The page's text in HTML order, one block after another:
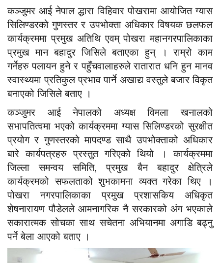
कञ्जुमर आई नेपाल द्धारा विहिवार पोखरामा आयोजित ग्यास
सिलिण्डरको गुणस्तर र उपभोक्ता अधिकार विषयक छलफल
कार्यक्रममा प्रमुख अतिथि एवम् पोखरा महानगरपालिकाका
प्रमुख मान बहादुर जिसिले बताएका हुन् । राम्रो काम
गर्नेहरु पलायन हुने र पहुँचवालाहरुले रातारात धनि हुन मानव
स्वास्थ्यमा प्रतिकुल प्रभाव पार्ने अखाद्य वस्तुले बजार विकृत
बनाएको जिसिले बताए ।
कञ्जुमर आई नेपालको अध्यक्ष विमला खनालको
सभापतित्वमा भएको कार्यक्रममा ग्यास सिलिण्डरको सुरक्षीत
प्रयोग र गुणस्तरको मापदण्ड साथै उपभोक्ताको अधिकार
बारे कार्यपत्रहरु प्रस्तुत गरिएको थियो । कार्यक्रममा
जिल्ला समन्वय समिति, प्रमुख बैन बहादुर क्षेत्रिले
कार्यक्रमको सफलताको शुभकामना व्यक्त गरेका थिए ।
पोखरा नगरपालिकाका प्रमुख प्रशासकिय अधिकृत
शेषनारायण पौडेलले आमनागरिक नै सरकारको अंग भएकाले
सकारात्मक सोचका साथ सचेतना अभियानमा अगाडि बढ्नु
पर्ने बेला आएको बताए ।